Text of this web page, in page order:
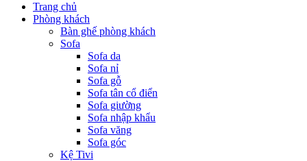
Trang chủ
Phòng khách
Bàn ghế phòng khách
Sofa
Sofa da
Sofa nỉ
Sofa gỗ
Sofa tân cổ điển
Sofa giường
Sofa nhập khẩu
Sofa văng
Sofa góc
Kệ Tivi